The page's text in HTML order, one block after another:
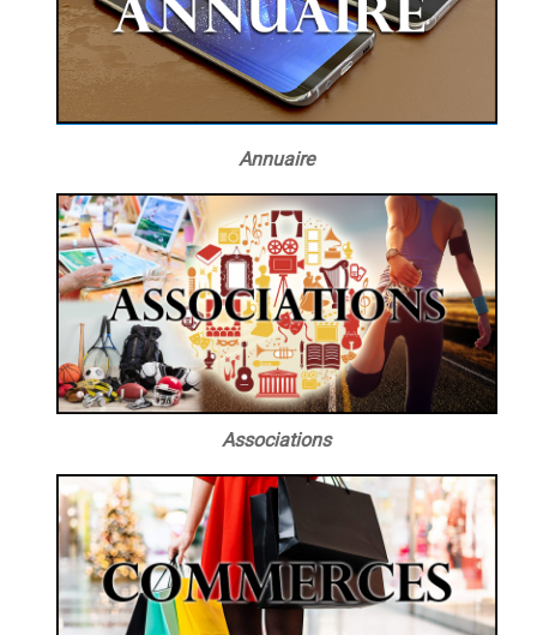
Annuaire
Associations